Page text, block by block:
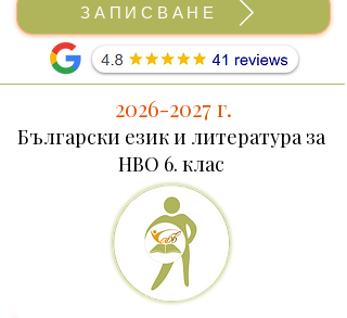
ЗАПИСВАНЕ
2026-2027г.
Български език и литература за
НВО 6. клас